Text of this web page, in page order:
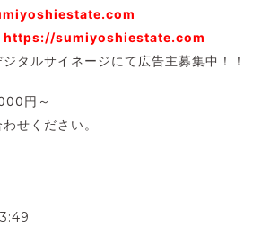
sumiyoshiestate.com
タルサイネージにて広告主募集中！！
円～
わせください。